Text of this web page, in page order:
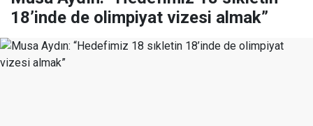
18’inde de olimpiyat vizesi almak”